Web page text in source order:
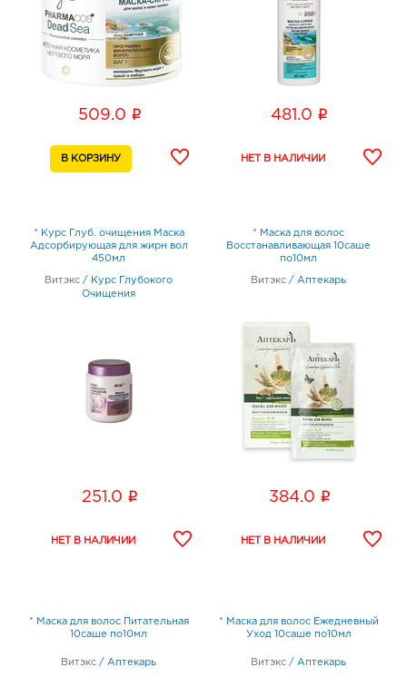
509.0 i 481.0 i
* Курс Глуб. очищения Маска
Адсорбирующая для жирн вол
450мл
Витэкс / Курс Глубокого
Очищения
251.0 i
* Маска для волос
Восстанавливающая 10саше
по10мл
Витэкс / Аптекарь
384.0 i
* Маска для волос Питательная
10саше по10мл
Витэкс / Аптекарь
* Маска для волос Ежедневный
Уход 10саше по10мл
Витэкс / Аптекарь